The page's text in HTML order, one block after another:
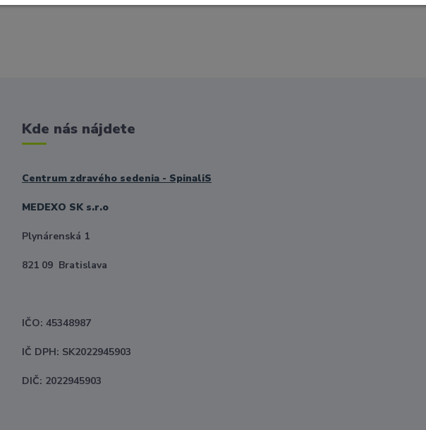
Kde nás nájdete
Centrum zdravého sedenia - SpinaliS
MEDEXO SK s.r.o
Plynárenská 1
821 09 Bratislava
IČO: 45348987
IČ DPH: SK2022945903
DIČ: 2022945903